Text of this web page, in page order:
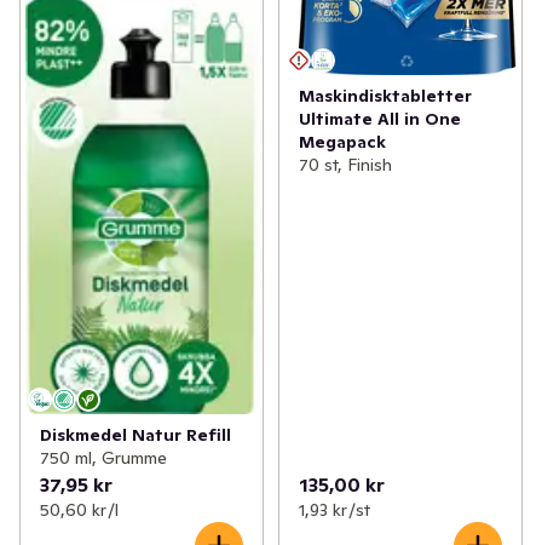
Diskmedel Natur Refill
750 ml, Grumme
37,95 kr
50,60 kr /l
Maskindisktabletter
Ultimate All in One
Megapack
70 st, Finish
135,00 kr
1,93 kr /st